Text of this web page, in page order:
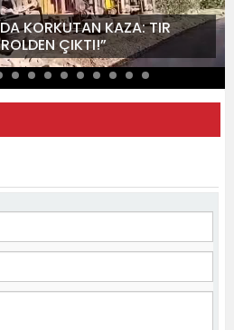
KORKUTAN KAZA: TIR
ÇIKTI!”